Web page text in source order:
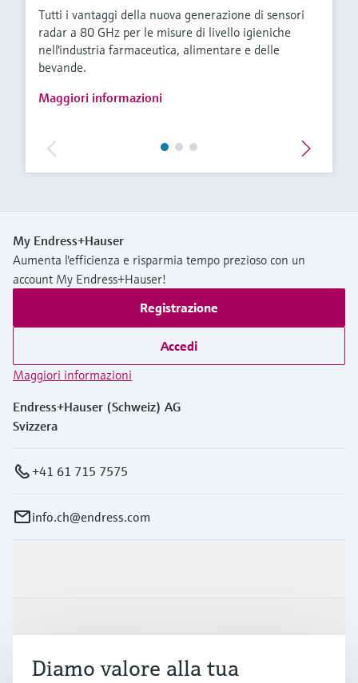
Tutti i vantaggi della nuova generazione di sensori
radar a 80 GHz per le misure di livello igieniche
nell'industria farmaceutica, alimentare e delle
bevande.
Maggiori informazioni
My Endress+Hauser
Aumenta l'efficienza e risparmia tempo prezioso con un
account My Endress+Hauser!
Registrazione
Accedi
Maggiori informazioni
Endress+Hauser (Schweiz) AG
Svizzera
+41 61 715 7575
info.ch@endress.com
Diamo valore alla tua